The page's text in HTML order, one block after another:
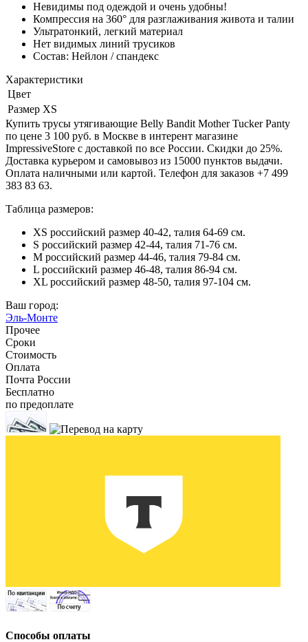
Невидимы под одеждой и очень удобны!
Компрессия на 360° для разглаживания живота и талии
Ультратонкий, легкий материал
Нет видимых линий трусиков
Состав: Нейлон / спандекс
Характеристики
Цвет
Размер XS
Купить трусы утягивающие Belly Bandit Mother Tucker Panty
по цене 3 100 руб. в Москве в интерент магазине
ImpressiveStore с доставкой по все России. Скидки до 25%.
Доставка курьером и самовывоз из 15000 пунктов выдачи.
Оплата наличными или картой. Телефон для заказов +7 499
383 83 63.
Таблица размеров:
XS российский размер 40-42, талия 64-69 см.
S российский размер 42-44, талия 71-76 см.
M российский размер 44-46, талия 79-84 см.
L российский размер 46-48, талия 86-94 см.
XL российский размер 48-50, талия 97-104 см.
Ваш город:
Эль-Монте
Прочее
Сроки
Стоимость
Оплата
Почта России
Бесплатно
по предоплате
Способы оплаты